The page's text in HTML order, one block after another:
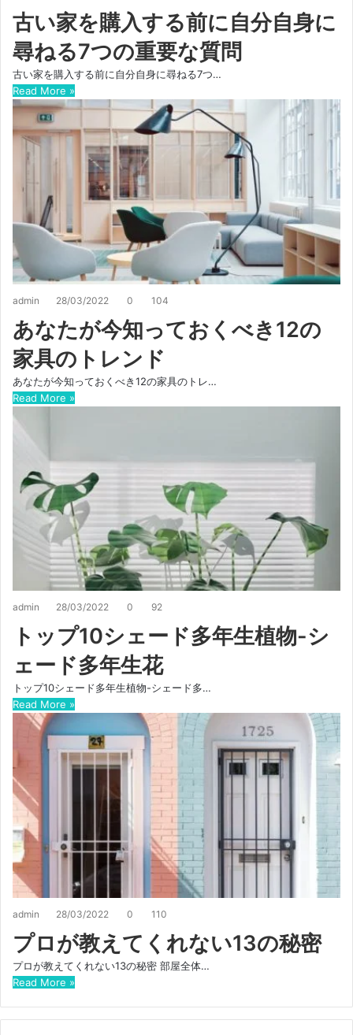
古い家を購入する前に自分自身に
尋ねる7つの重要な質問
古い家を購入する前に自分自身に尋ねる7つ…
Read More »
admin 28/03/2022 0 104
あなたが今知っておくべき12の
家具のトレンド
あなたが今知っておくべき12の家具のトレ…
Read More »
admin 28/03/2022 0 92
トップ10シェード多年生植物-シ
ェード多年生花
トップ10シェード多年生植物-シェード多…
Read More »
admin 28/03/2022 0 110
プロが教えてくれない13の秘密
プロが教えてくれない13の秘密 部屋全体…
Read More »